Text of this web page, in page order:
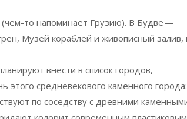
то напоминает Грузию). В Будве —
Музей кораблей и живописный залив,
внести в список городов,
средневекового каменного города:
по соседству с древними